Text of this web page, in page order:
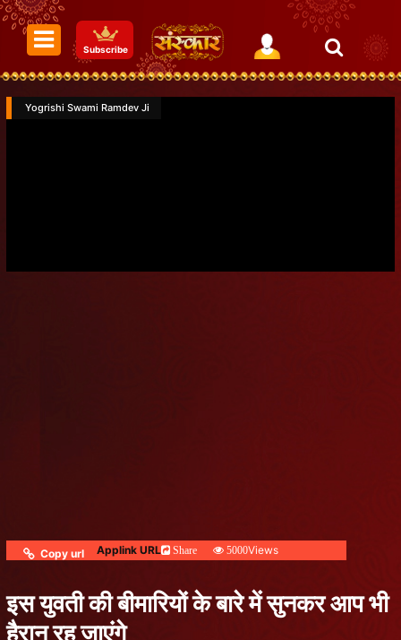
Subscribe
Yogrishi Swami Ramdev Ji
Copy url Applink URL Share 5000Views
इस युवती की बीमारियों के बारे में सुनकर आप भी
हैरान रह जाएंगे